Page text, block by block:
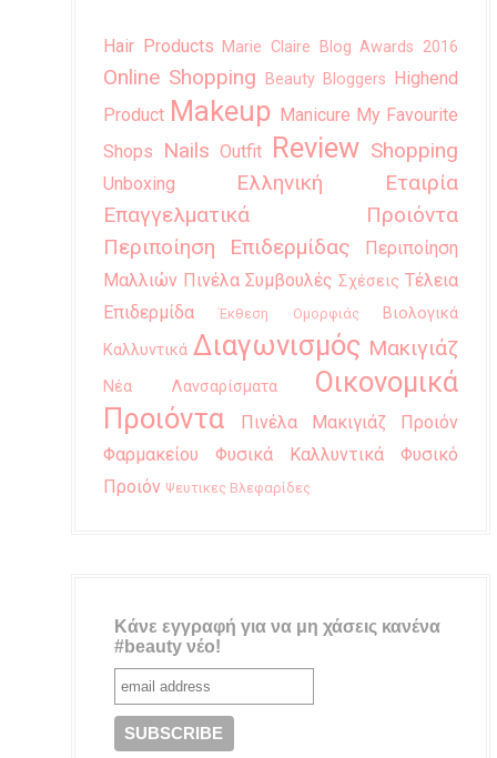
Hair Products Marie Claire Blog Awards 2016
Online Shopping Beauty Bloggers Highend
Product Makeup Manicure My Favourite
Shops
Nails Outfit Review Shopping
Unboxing
Ελληνική Εταιρία
Επαγγελματικά Προιόντα
Περιποίηση Επιδερμίδας
Περιποίηση
Μαλλιών Πινέλα Συμβουλές Σχέσεις Τέλεια
Επιδερμίδα
Έκθεση Ομορφιάς
Βιολογικά
Καλλυντικά Διαγωνισμός Μακιγιάζ
Νέα Λανσαρίσματα
Οικονομικά
Προιόντα
Πινέλα Μακιγιάζ
Προιόν
Φαρμακείου
Φυσικά Καλλυντικά
Φυσικό
Προιόν Ψευτικες Βλεφαρίδες
Κάνε εγγραφή για να μη χάσεις κανένα
#beauty νέο!